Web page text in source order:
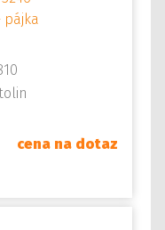
cena na dotaz